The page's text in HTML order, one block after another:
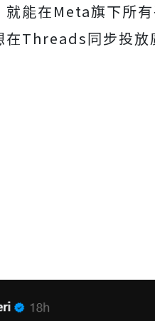
就能在Meta旗下所
在Threads同步投放